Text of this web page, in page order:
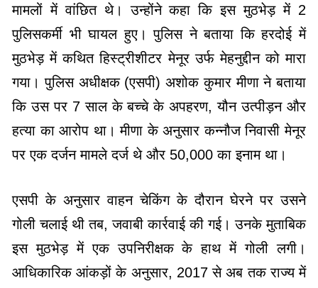
मामलों में वांछित थे। उन्होंने कहा कि इस मुठभेड़ में 2
पुलिसकर्मी भी घायल हुए। पुलिस ने बताया कि हरदोई में
मुठभेड़ में कथित हिस्ट्रीशीटर मेनूर उर्फ मेहनुद्दीन को मारा
गया। पुलिस अधीक्षक (एसपी) अशोक कुमार मीणा ने बताया
कि उस पर 7 साल के बच्चे के अपहरण, यौन उत्पीड़न और
हत्या का आरोप था। मीणा के अनुसार कन्नौज निवासी मेनूर
पर एक दर्जन मामले दर्ज थे और 50,000 का इनाम था।
एसपी के अनुसार वाहन चेकिंग के दौरान घेरने पर उसने
गोली चलाई थी तब, जवाबी कार्रवाई की गई। उनके मुताबिक
इस मुठभेड़ में एक उपनिरीक्षक के हाथ में गोली लगी।
आधिकारिक आंकड़ों के अनुसार, 2017 से अब तक राज्य में